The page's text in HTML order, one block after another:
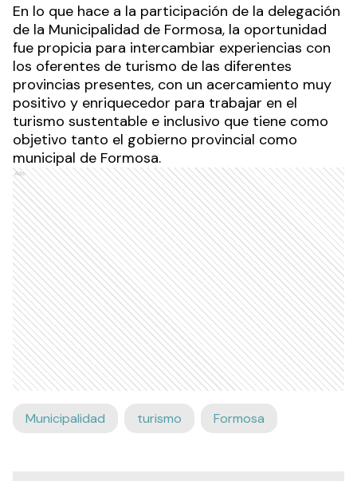
En lo que hace a la participación de la delegación
de la Municipalidad de Formosa, la oportunidad
fue propicia para intercambiar experiencias con
los oferentes de turismo de las diferentes
provincias presentes, con un acercamiento muy
positivo y enriquecedor para trabajar en el
turismo sustentable e inclusivo que tiene como
objetivo tanto el gobierno provincial como
municipal de Formosa.
Ads
Municipalidad turismo Formosa